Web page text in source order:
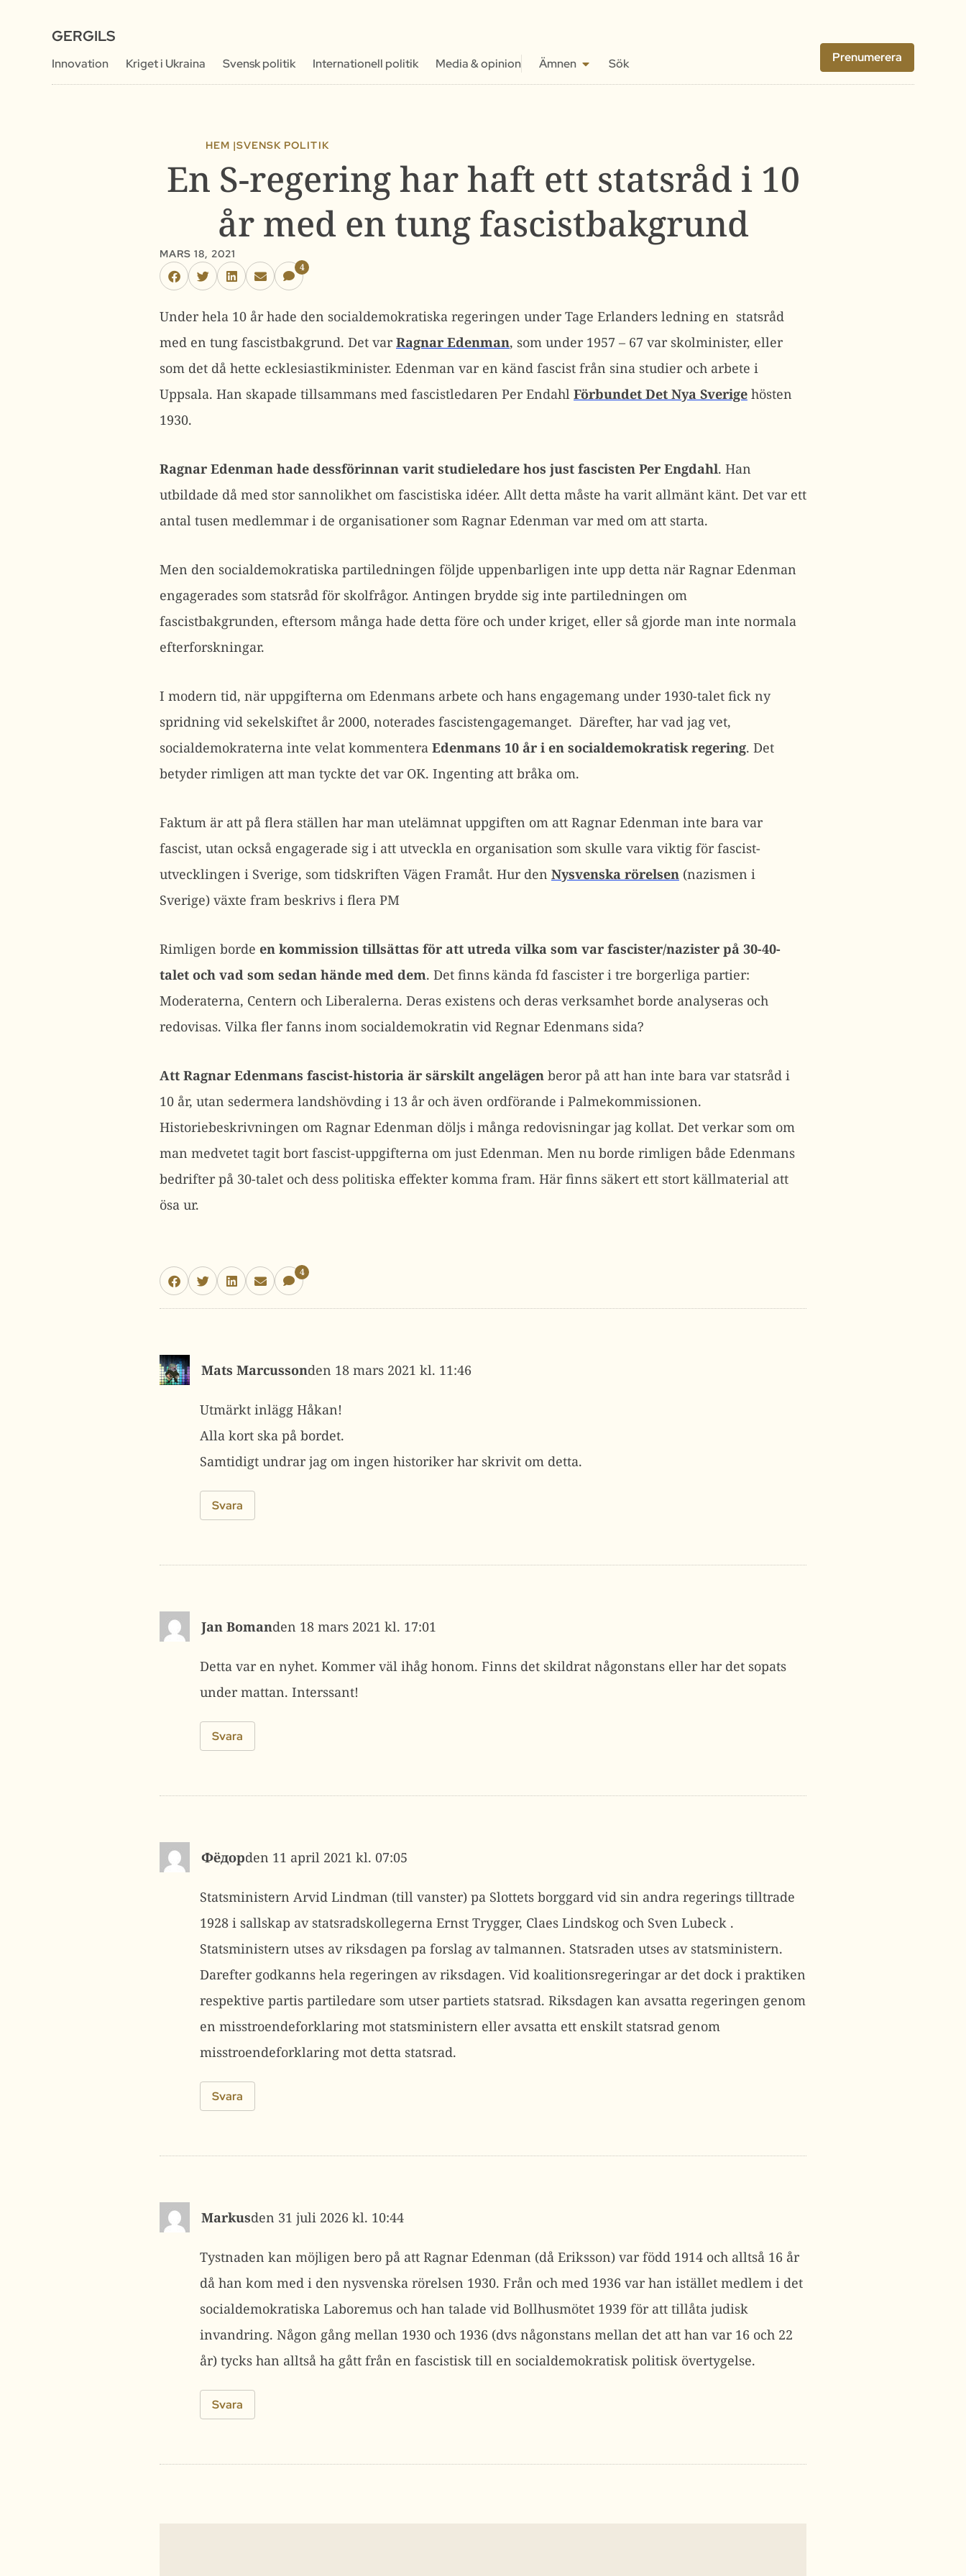
GERGILS
Innovation Kriget i Ukraina Svensk politik Internationell politik Media & opinion Ämnen Sök Prenumerera
HEM |SVENSK POLITIK
En S-regering har haft ett statsråd i 10
år med en tung fascistbakgrund
MARS 18, 2021
4
Under hela 10 år hade den socialdemokratiska regeringen under Tage Erlanders ledning en statsråd
med en tung fascistbakgrund. Det varRagnar Edenman, som under 1957 – 67 var skolminister, eller
som det då hette ecklesiastikminister. Edenman var en känd fascist från sina studier och arbete i
Uppsala. Han skapade tillsammans med fascistledaren Per Endahl Förbundet Det Nya Sverige hösten
1930.
Ragnar Edenman hade dessförinnan varit studieledare hos just fascisten Per Engdahl. Han
utbildade då med stor sannolikhet om fascistiska idéer. Allt detta måste ha varit allmänt känt. Det var ett
antal tusen medlemmar i de organisationer som Ragnar Edenman var med om att starta.
Men den socialdemokratiska partiledningen följde uppenbarligen inte upp detta när Ragnar Edenman
engagerades som statsråd för skolfrågor. Antingen brydde sig inte partiledningen om
fascistbakgrunden, eftersom många hade detta före och under kriget, eller så gjorde man inte normala
efterforskningar.
I modern tid, när uppgifterna om Edenmans arbete och hans engagemang under 1930-talet fick ny
spridning vid sekelskiftet år 2000, noterades fascistengagemanget. Därefter, har vad jag vet,
socialdemokraterna inte velat kommentera Edenmans 10 år i en socialdemokratisk regering. Det
betyder rimligen att man tyckte det var OK. Ingenting att bråka om.
Faktum är att på flera ställen har man utelämnat uppgiften om att Ragnar Edenman inte bara var
fascist, utan också engagerade sig i att utveckla en organisation som skulle vara viktig för fascist-
utvecklingen i Sverige, som tidskriften Vägen Framåt. Hur den Nysvenska rörelsen (nazismen i
Sverige) växte fram beskrivs i flera PM
Rimligen borde en kommission tillsättas för att utreda vilka som var fascister/nazister på 30-40-
talet och vad som sedan hände med dem. Det finns kända fd fascister i tre borgerliga partier:
Moderaterna, Centern och Liberalerna. Deras existens och deras verksamhet borde analyseras och
redovisas. Vilka fler fanns inom socialdemokratin vid Regnar Edenmans sida?
Att Ragnar Edenmans fascist-historia är särskilt angelägen beror på att han inte bara var statsråd i
10 år, utan sedermera landshövding i 13 år och även ordförande i Palmekommissionen.
Historiebeskrivningen om Ragnar Edenman döljs i många redovisningar jag kollat. Det verkar som om
man medvetet tagit bort fascist-uppgifterna om just Edenman. Men nu borde rimligen både Edenmans
bedrifter på 30-talet och dess politiska effekter komma fram. Här finns säkert ett stort källmaterial att
ösa ur.
4
Mats Marcusson 18 mars 2021 kl. 11:46
Utmärkt inlägg Håkan!
Alla kort ska på bordet.
Samtidigt undrar jag om ingen historiker har skrivit om detta.
Svara
Jan Boman 18 mars 2021 kl. 17:01
Detta var en nyhet. Kommer väl ihåg honom. Finns det skildrat någonstans eller har det sopats
under mattan. Interssant!
Svara
Фёдор 11 april 2021 kl. 07:05
Statsministern Arvid Lindman (till vanster) pa Slottets borggard vid sin andra regerings tilltrade
1928 i sallskap av statsradskollegerna Ernst Trygger, Claes Lindskog och Sven Lubeck .
Statsministern utses av riksdagen pa forslag av talmannen. Statsraden utses av statsministern.
Darefter godkanns hela regeringen av riksdagen. Vid koalitionsregeringar ar det dock i praktiken
respektive partis partiledare som utser partiets statsrad. Riksdagen kan avsatta regeringen genom
en misstroendeforklaring mot statsministern eller avsatta ett enskilt statsrad genom
misstroendeforklaring mot detta statsrad.
Svara
Markus 31 juli 2026 kl. 10:44
Tystnaden kan möjligen bero på att Ragnar Edenman (då Eriksson) var född 1914 och alltså 16 år
då han kom med i den nysvenska rörelsen 1930. Från och med 1936 var han istället medlem i det
socialdemokratiska Laboremus och han talade vid Bollhusmötet 1939 för att tillåta judisk
invandring. Någon gång mellan 1930 och 1936 (dvs någonstans mellan det att han var 16 och 22
år) tycks han alltså ha gått från en fascistisk till en socialdemokratisk politisk övertygelse.
Svara